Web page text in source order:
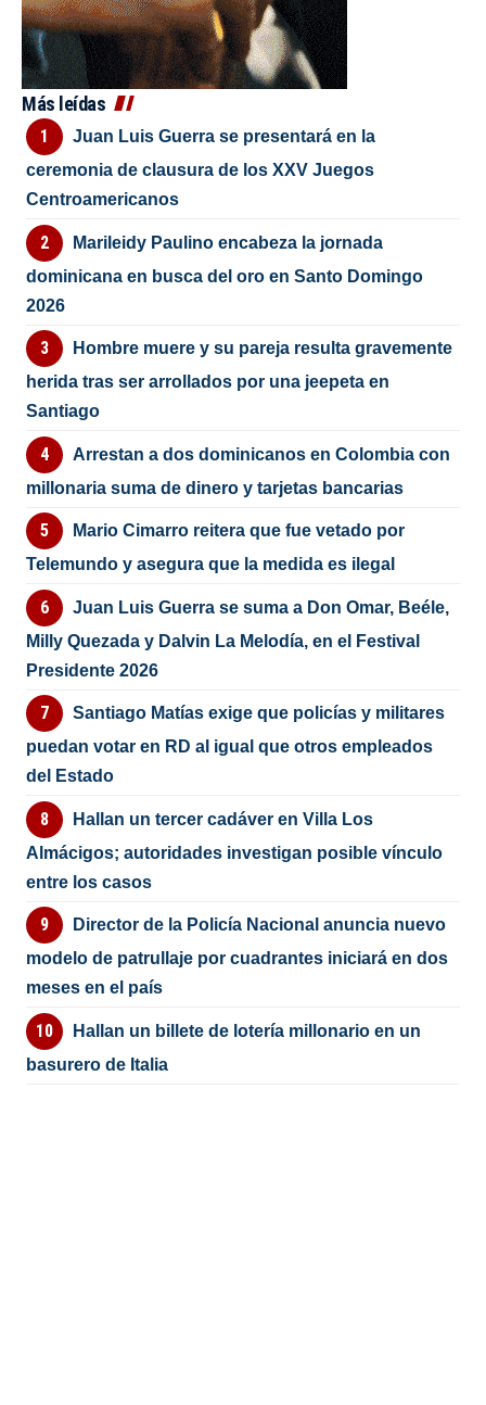
Más leídas
Juan Luis Guerra se presentará en la
ceremonia de clausura de los XXV Juegos
Centroamericanos
Marileidy Paulino encabeza la jornada
dominicana en busca del oro en Santo Domingo
2026
Hombre muere y su pareja resulta gravemente
herida tras ser arrollados por una jeepeta en
Santiago
Arrestan a dos dominicanos en Colombia con
millonaria suma de dinero y tarjetas bancarias
Mario Cimarro reitera que fue vetado por
Telemundo y asegura que la medida es ilegal
Juan Luis Guerra se suma a Don Omar, Beéle,
Milly Quezada y Dalvin La Melodía, en el Festival
Presidente 2026
Santiago Matías exige que policías y militares
puedan votar en RD al igual que otros empleados
del Estado
Hallan un tercer cadáver en Villa Los
Almácigos; autoridades investigan posible vínculo
entre los casos
Director de la Policía Nacional anuncia nuevo
modelo de patrullaje por cuadrantes iniciará en dos
meses en el país
Hallan un billete de lotería millonario en un
basurero de Italia